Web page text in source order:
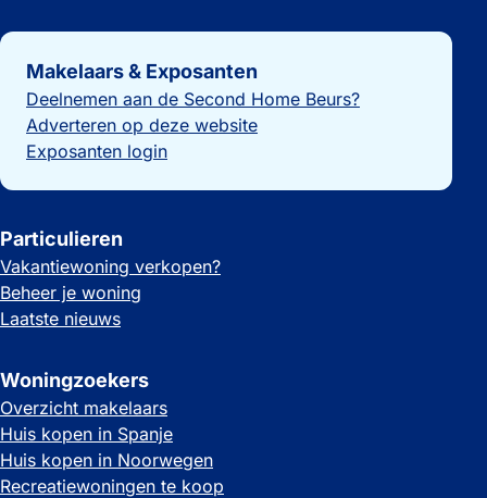
Belangrijke links
Makelaars & Exposanten
Deelnemen aan de Second Home Beurs?
Adverteren op deze website
Exposanten login
Particulieren
Vakantiewoning verkopen?
Beheer je woning
Laatste nieuws
Woningzoekers
Overzicht makelaars
Huis kopen in Spanje
Huis kopen in Noorwegen
Recreatiewoningen te koop